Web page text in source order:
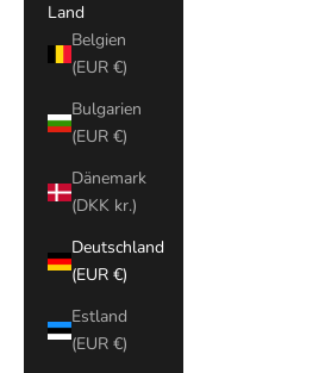
Land
Belgien
(EUR €)
Bulgarien
(EUR €)
Dänemark
(DKK kr.)
Deutschland
(EUR €)
Estland
(EUR €)